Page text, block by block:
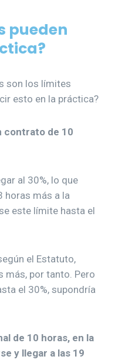
pueden
?
son los límites
esto en la práctica?
contrato de 10
al 30%, lo que
horas más a la
este límite hasta el
el Estatuto,
más, por tanto. Pero
el 30%, supondría
de 10 horas, en la
y llegar a las 19